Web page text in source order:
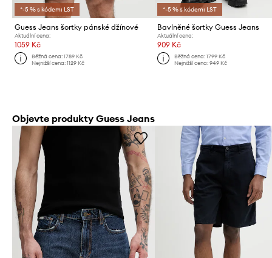
*-5 % s kódem: LST
Guess Jeans šortky pánské džínové
Aktuální cena:
1059 Kč
Běžná cena:1789 Kč
Nejnižší cena:1129 Kč
*-5 % s kódem: LST
Bavlněné šortky Guess Jeans
Aktuální cena:
909 Kč
Běžná cena: 1799 Kč
Nejnižší cena: 949 Kč
Objevte produkty Guess Jeans